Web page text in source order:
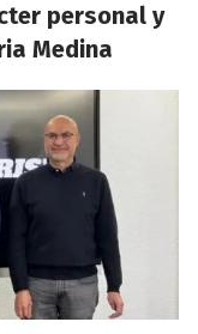
personal y
Medina